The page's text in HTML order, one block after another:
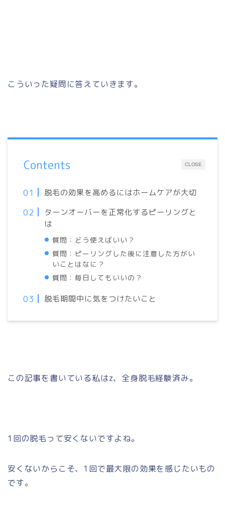
こういった疑問に答えていきます。
CLOSE
Contents
脱毛の効果を高めるにはホームケアが大切
ターンオーバーを正常化するピーリングと
は
質問：どう使えばいい？
質問：ピーリングした後に注意した方がい
いことはなに？
質問：毎日してもいいの？
脱毛期間中に気をつけたいこと
この記事を書いている私はz、全身脱毛経験済み。
1回の脱毛って安くないですよね。
安くないからこそ、1回で最大限の効果を感じたいもの
です。